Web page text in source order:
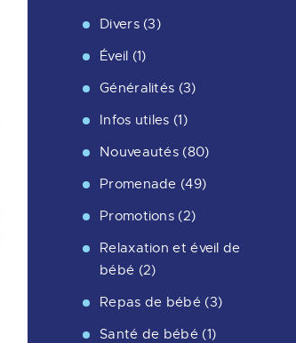
Divers(3)
Éveil (1)
Généralités (3)
Infos utiles (1)
Nouveautés (80)
Promenade (49)
Promotions (2)
Relaxation et éveil de
bébé (2)
Repas de bébé(3)
Santé de bébé(1)